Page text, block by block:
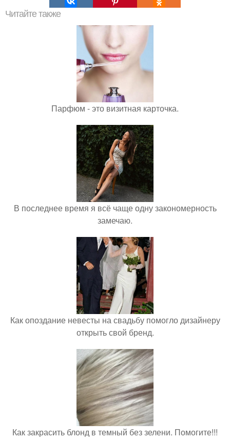
Читайте также
Парфюм - это визитная карточка.
В последнее время я всё чаще одну закономерность
замечаю.
Как опоздание невесты на свадьбу помогло дизайнеру
открыть свой бренд.
Как закрасить блонд в темный без зелени. Помогите!!!